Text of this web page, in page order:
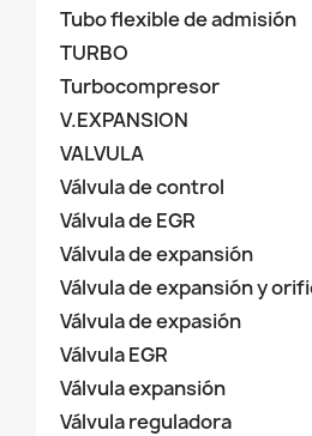
Tubo flexible de admisión
TURBO
Turbocompresor
V.EXPANSION
VALVULA
Válvula de control
Válvula de EGR
Válvula de expansión
Válvula de expansión y
Válvula de expasión
Válvula EGR
Válvula expansión
Válvula reguladora